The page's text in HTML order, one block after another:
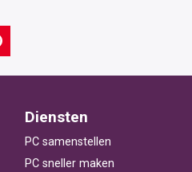
Diensten
PC samenstellen
PC sneller maken